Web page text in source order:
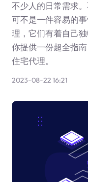
不少人的日常需求
可不是一件容易的
理，它们有着自己
你提供一份超全指
住宅代理。
2023-08-22 16:21